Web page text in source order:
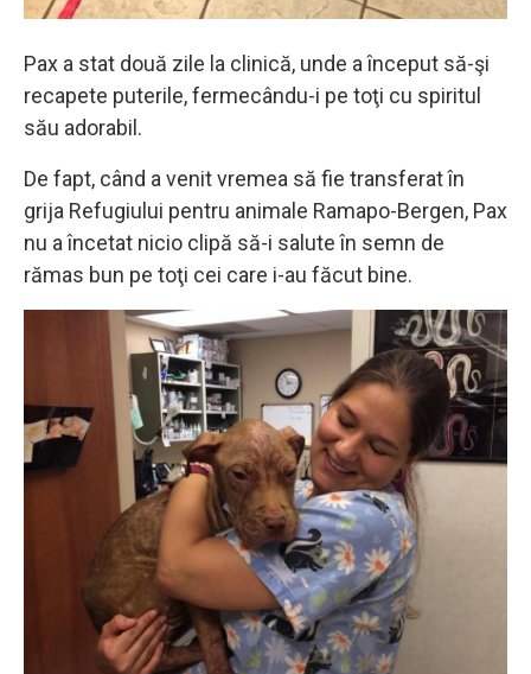
Pax a stat două zile la clinică, unde a început să-şi
recapete puterile, fermecându-i pe toţi cu spiritul
său adorabil.
De fapt, când a venit vremea să fie transferat în
grija Refugiului pentru animale Ramapo-Bergen, Pax
nu a încetat nicio clipă să-i salute în semn de
rămas bun pe toţi cei care i-au făcut bine.